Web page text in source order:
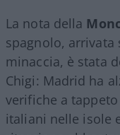
La nota della
spagnolo, arrivata
minaccia, è stata
Chigi: Madrid ha
verifiche a
italiani nelle isole